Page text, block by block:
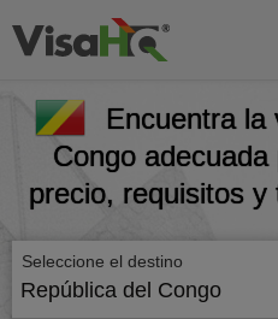
Encuentra la
Congo
precio, requisitos
Seleccione el destino
República del Congo